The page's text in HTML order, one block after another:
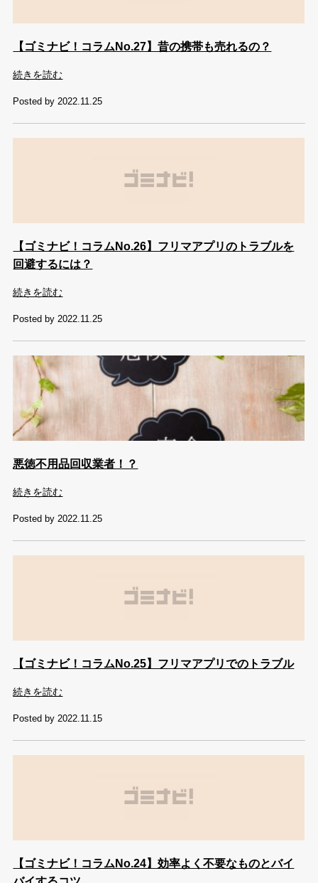
【ゴミナビ！コラムNo.27】昔の携帯も売れるの？
続きを読む
Posted by 2022.11.25
【ゴミナビ！コラムNo.26】フリマアプリのトラブルを
回避するには？
続きを読む
Posted by 2022.11.25
悪徳不用品回収業者！？
続きを読む
Posted by 2022.11.25
【ゴミナビ！コラムNo.25】フリマアプリでのトラブル
続きを読む
Posted by 2022.11.15
【ゴミナビ！コラムNo.24】効率よく不要なものとバイ